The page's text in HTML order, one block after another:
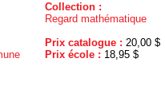
Collection :
Regard mathématique
Prix catalogue : 20,00 $
Prix école : 18,95 $